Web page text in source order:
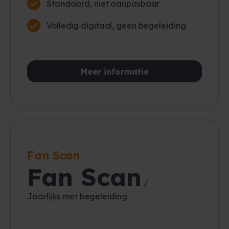
Standaard, niet aanpasbaar
Volledig digitaal, geen begeleiding
Meer informatie
Fan Scan
Fan Scan /
Jaarlijks met begeleiding